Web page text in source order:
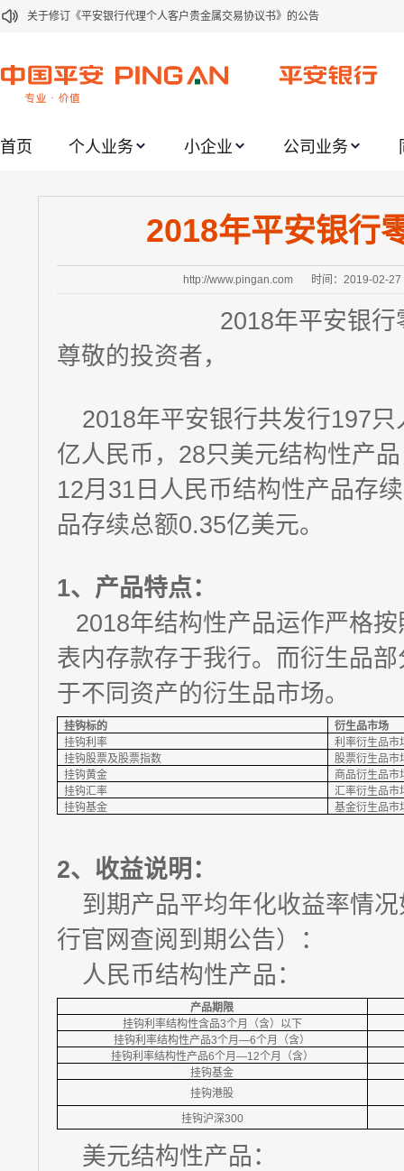
关于修订《平安银行代理个人客户贵金属交易协议书》的公告
关于我行聚金宝交易软件升级更新的通知
关于2020年端午节期间上金所代理业务调整合约保证金比例和涨跌幅度限制的
关于平安银行电子版信用卡更名为平安银行数字信用卡的公告
关于调整存量首套住房贷款利率的公告
关于修订《平安银行平安金积存业务协议书（个人）》的公告
首页 个人业务 小企业 公司业务
2018年平安银行
http://www.pingan.com 时间：2019-02-27
2018年平安银
尊敬的投资者，
2018年平安银行共发行197
亿人民币，28只美元结构性产
12月31日人民币结构性产品存
品存续总额0.35亿美元。
1、 产品特点：
2018年结构性产品运作严格
表内存款存于我行。而衍生品
于不同资产的衍生品市场。
挂钩标的
衍生品市场
挂钩利率
利率衍生品市
挂钩股票及股票指数
股票衍生品市
挂钩黄金
商品衍生品市
挂钩汇率
汇率衍生品市
挂钩基金
基金衍生品市
2、 收益说明：
到期产品平均年化收益率情
行官网查阅到期公告）：
人民币结构性产品：
产品期限
挂钩利率结构性含品3个月（含）以下
挂钩利率结构性产品3个月—6个月（含）
挂钩利率结构性产品6个月—12个月（含）
挂钩基金
挂钩港股
挂钩沪深300
美元结构性产品：